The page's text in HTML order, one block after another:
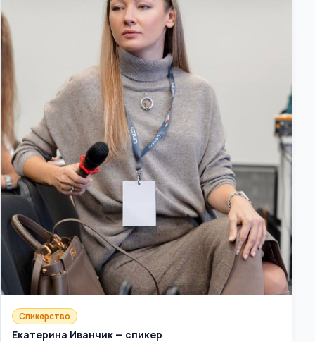
Спикерство
Екатерина Иванчик — спикер